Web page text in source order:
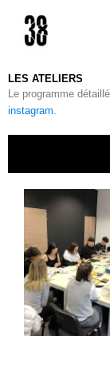
contenu
LES ATELIERS
Le programme
instagram.